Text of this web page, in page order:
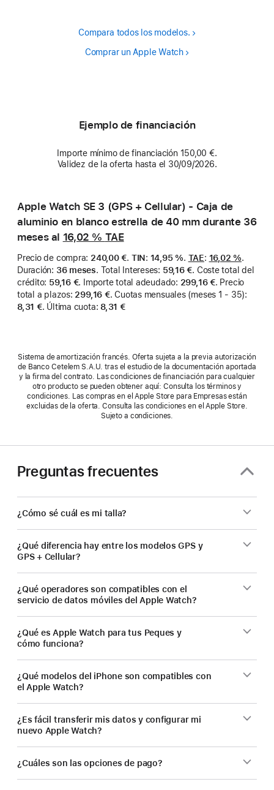
Compara todos los modelos.
Comprar un Apple Watch
Ejemplo de financiación
Importe mínimo de financiación 150,00 €.
Validez de la oferta hasta el 30/09/2026.
Apple Watch SE 3 (GPS + Cellular) - Caja de
aluminio en blanco estrella de 40 mm durante 36
meses al 16,02 % TAE
Precio de compra: 240,00 €. TIN: 14,95 %. TAE: 16,02 %.
Duración: 36 meses. Total Intereses: 59,16 €. Coste total del
crédito: 59,16 €. Importe total adeudado: 299,16 €. Precio
total a plazos: 299,16 €.Cuotas mensuales (meses 1 - 35):
8,31 €. Última cuota: 8,31 €
Sistema de amortización francés. Oferta sujeta a la previa autorización
de Banco Cetelem S.A.U. tras el estudio de la documentación aportada
y la firma del contrato. Las condiciones de financiación para cualquier
otro producto se pueden obtener aquí: Consulta los términos y
condiciones. Las compras en el Apple Store para Empresas están
excluidas de la oferta. Consulta las condiciones en el Apple Store.
Sujeto a condiciones.
Preguntas frecuentes
¿Cómo sé cuál es mi talla?
¿Qué diferencia hay entre los modelos GPS y
GPS + Cellular?
¿Qué operadores son compatibles con el
servicio de datos móviles del Apple Watch?
¿Qué es Apple Watch para tus Peques y
cómo funciona?
¿Qué modelos del iPhone son compatibles con
el Apple Watch?
¿Es fácil transferir mis datos y configurar mi
nuevo Apple Watch?
¿Cuáles son las opciones de pago?